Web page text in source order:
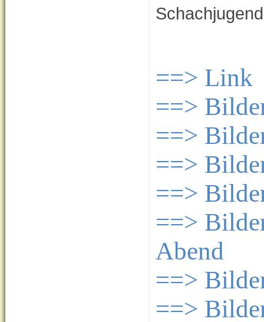
Schachjugend
==> Link
==>
==>
==>
==>
==>
Abend
==>
==>